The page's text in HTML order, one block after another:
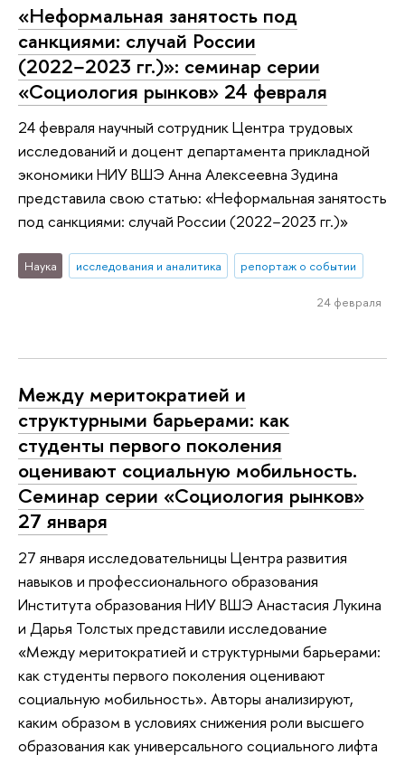
«Неформальная занятость под
санкциями: случай России
(2022−2023 гг.)»: семинар серии
«Социология рынков» 24 февраля
24 февраля научный сотрудник Центра трудовых
исследований и доцент департамента прикладной
экономики НИУ ВШЭ Анна Алексеевна Зудина
представила свою статью: «Неформальная занятость
под санкциями: случай России (2022−2023 гг.)»
Наука исследования и аналитика репортаж о событии
24 февраля
Между меритократией и
структурными барьерами: как
студенты первого поколения
оценивают социальную мобильность.
Семинар серии «Социология рынков»
27 января
27 января исследовательницы Центра развития
навыков и профессионального образования
Института образования НИУ ВШЭ Анастасия Лукина
и Дарья Толстых представили исследование
«Между меритократией и структурными барьерами:
как студенты первого поколения оценивают
социальную мобильность». Авторы анализируют,
каким образом в условиях снижения роли высшего
образования как универсального социального лифта